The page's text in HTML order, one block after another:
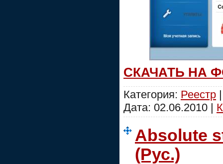
СКАЧАТЬ НА
Категория: Реестр
Дата: 02.06.2010 |
Absolute
(Рус.)